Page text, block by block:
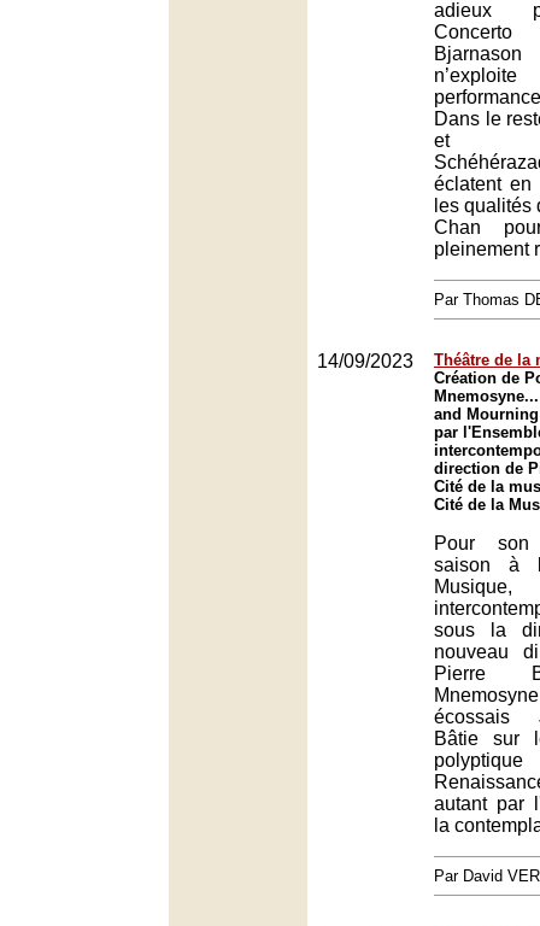
adieux
Dans le
et
éclatent en
les qualités
Chan
pleinement
Par Thomas
14/09/2023
Théâtre de la
Création de
and
par
direction de
Cité de la
Cité de la
Pour son
saison à
sous la
nouveau
Pierre
écossais
Bâtie sur
autant par
la
Par David